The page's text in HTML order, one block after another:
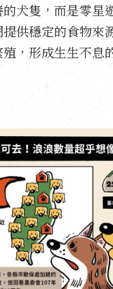
犬隻，而是零星
供穩定的食物來
，形成生生不息